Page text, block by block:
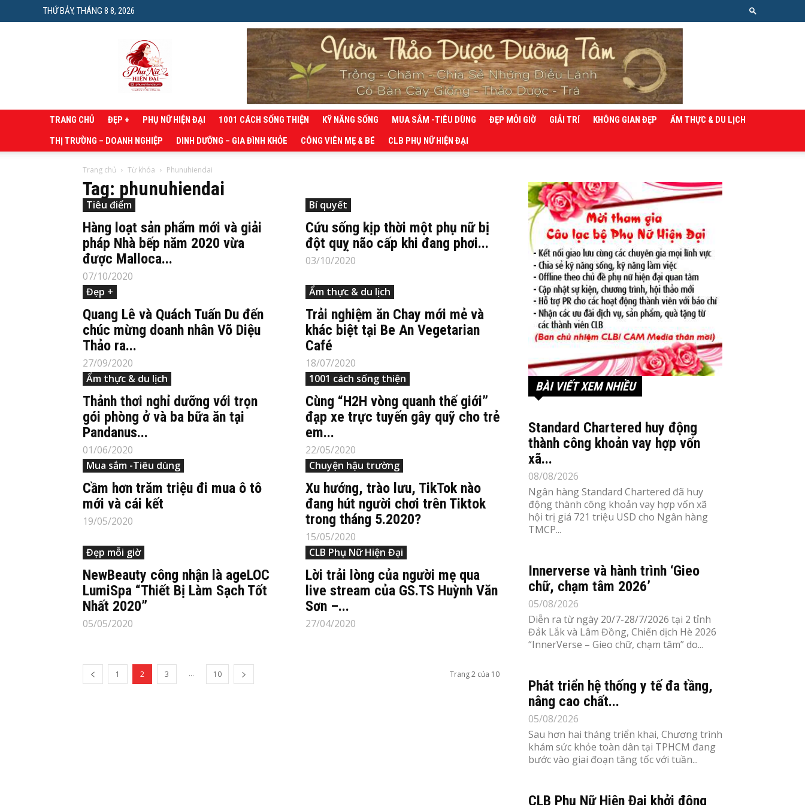
THỨ BẢY, THÁNG 8 8, 2026
Phụ
nữ
hiện
đại
TRANG CHỦ ĐẸP + PHỤ NỮ HIỆN ĐẠI 1001 CÁCH SỐNG THIỆN KỸ NĂNG SỐNG MUA SẮM -TIÊU DÙNG ĐẸP MỖI GIỜ GIẢI TRÍ KHÔNG GIAN ĐẸP
ẨM THỰC & DU LỊCH
THỊ TRƯỜNG – DOANH NGHIỆP
DINH DƯỠNG – GIA ĐÌNH KHỎE CÔNG VIÊN MẸ & BÉ CLB PHỤ NỮ HIỆN ĐẠI
Trang chủ Từ khóa Phunuhiendai
Tag: phunuhiendai
Tiêu điểm
Hàng loạt sản phẩm mới và giải
pháp Nhà bếp năm 2020 vừa
được Malloca...
07/10/2020
Bí quyết
Cứu sống kịp thời một phụ nữ bị
đột quỵ não cấp khi đang phơi...
03/10/2020
Đẹp +
Quang Lê và Quách Tuấn Du đến
chúc mừng doanh nhân Võ Diệu
Thảo ra...
27/09/2020
Ẩm thực & du lịch
Trải nghiệm ăn Chay mới mẻ và
khác biệt tại Be An Vegetarian
Café
18/07/2020
Ẩm thực & du lịch
Thảnh thơi nghỉ dưỡng với trọn
gói phòng ở và ba bữa ăn tại
Pandanus...
01/06/2020
1001 cách sống thiện
Cùng “H2H vòng quanh thế giới”
đạp xe trực tuyến gây quỹ cho trẻ
em...
22/05/2020
Mua sắm -Tiêu dùng
Cầm hơn trăm triệu đi mua ô tô
mới và cái kết
19/05/2020
Chuyện hậu trường
Xu hướng, trào lưu, TikTok nào
đang hút người chơi trên Tiktok
trong tháng 5.2020?
15/05/2020
Đẹp mỗi giờ
NewBeauty công nhận là ageLOC
LumiSpa “Thiết Bị Làm Sạch Tốt
Nhất 2020”
05/05/2020
CLB Phụ Nữ Hiện Đại
Lời trải lòng của người mẹ qua
live stream của GS.TS Huỳnh Văn
Sơn –...
27/04/2020
1 2 3 ... 10 Trang 2 của 10
BÀI VIẾT XEM NHIỀU
Standard Chartered huy động
thành công khoản vay hợp vốn
xã...
08/08/2026
Ngân hàng Standard Chartered đã huy
động thành công khoản vay hợp vốn xã
hội trị giá 721 triệu USD cho Ngân hàng
TMCP...
Innerverse và hành trình ‘Gieo
chữ, chạm tâm 2026’
05/08/2026
Diễn ra từ ngày 20/7-28/7/2026 tại 2 tỉnh
Đắk Lắk và Lâm Đồng, Chiến dịch Hè 2026
“InnerVerse – Gieo chữ, chạm tâm” do...
Phát triển hệ thống y tế đa tầng,
nâng cao chất...
05/08/2026
Sau hơn hai tháng triển khai, Chương trình
khám sức khỏe toàn dân tại TPHCM đang
bước vào giai đoạn tăng tốc với tuần...
CLB Phụ Nữ Hiện Đại khởi động